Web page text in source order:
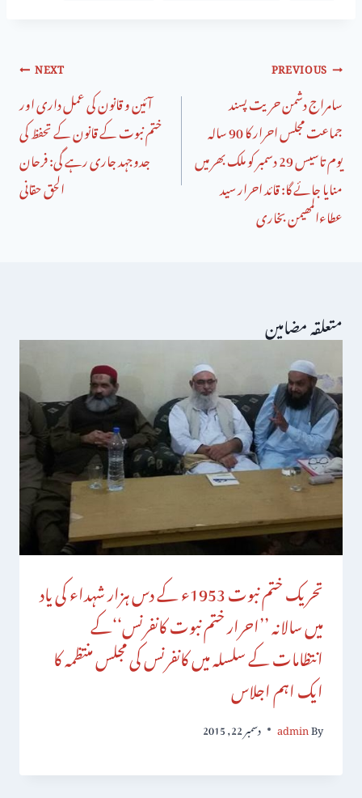
PREVIOUS
سامراج دشمن حریت پسند
جماعت مجلس احرار کا 90 سالہ
یوم تاسیس 29 دسمبر کو ملک بھر میں
منایا جائے گا: قائد احرار سید
عطاءالمھیمن بخاری
NEXT
آئین و قانون کی عمل داری اور
ختم نبوت کے قانون کے تحفظ کی
جدوجہد جاری رہے گی: فرحان
الحق حقانی
متعلقہ مضامین
تحریک ختم نبوت 1953ء کے دس ہزار شہداء کی یاد
میں سالانہ ’’احرار ختم نبوت کانفرنس‘‘کے
انتظامات کے سلسلہ میں کانفرنس کی مجلس منتظمہ کا
ایک اہم اجلاس
By
admin دسمبر 22, 2015